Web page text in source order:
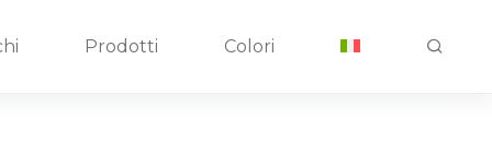
Prodotti Colori